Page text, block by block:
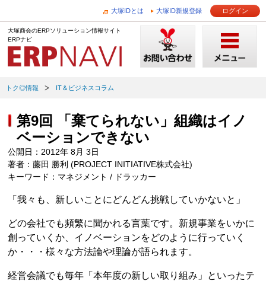
大塚IDとは 大塚ID新規登録 ログイン
大塚商会のERPソリューション情報サイト
ERPナビ
トク◎情報 IT＆ビジネスコラム
第9回 「棄てられない」組織はイノ
ベーションできない
公開日：2012年 8月 3日
著者：藤田 勝利 (PROJECT INITIATIVE株式会社)
キーワード：マネジメント / ドラッカー
「我々も、新しいことにどんどん挑戦していかないと」
どの会社でも頻繁に聞かれる言葉です。新規事業をいかに
創っていくか、イノベーションをどのように行っていく
か・・・様々な方法論や理論が語られます。
経営会議でも毎年「本年度の新しい取り組み」といったテ